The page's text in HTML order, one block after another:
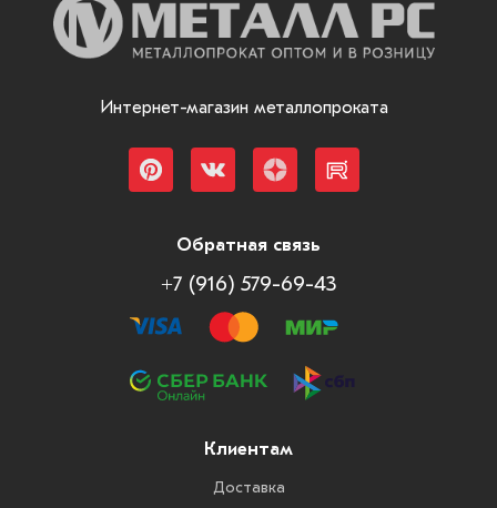
Интернет-магазин металлопроката
Обратная связь
+7 (916) 579-69-43
Клиентам
Доставка